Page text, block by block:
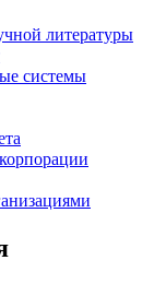
литературы
системы